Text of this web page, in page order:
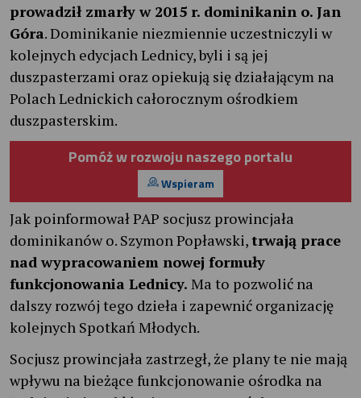
prowadził zmarły w 2015 r. dominikanin o. Jan
Góra. Dominikanie niezmiennie uczestniczyli w
kolejnych edycjach Lednicy, byli i są jej
duszpasterzami oraz opiekują się działającym na
Polach Lednickich całorocznym ośrodkiem
duszpasterskim.
Pomóż w rozwoju naszego portalu
Wspieram
Jak poinformował PAP socjusz prowincjała
dominikanów o. Szymon Popławski,trwają prace
nad wypracowaniem nowej formuły
funkcjonowania Lednicy. Ma to pozwolić na
dalszy rozwój tego dzieła i zapewnić organizację
kolejnych Spotkań Młodych.
Socjusz prowincjała zastrzegł, że plany te nie mają
wpływu na bieżące funkcjonowanie ośrodka na